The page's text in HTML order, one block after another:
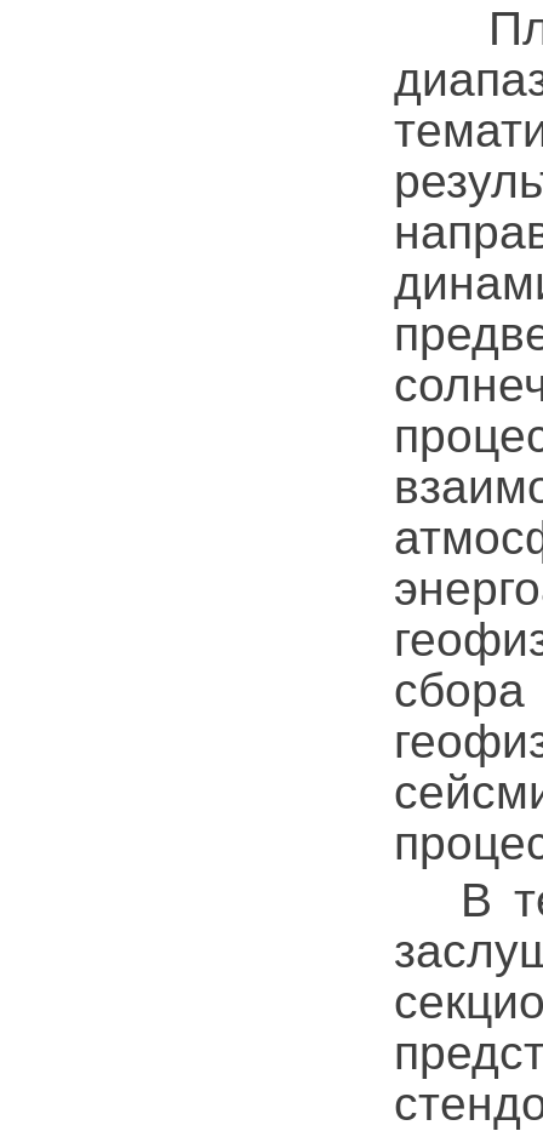
сбора
В